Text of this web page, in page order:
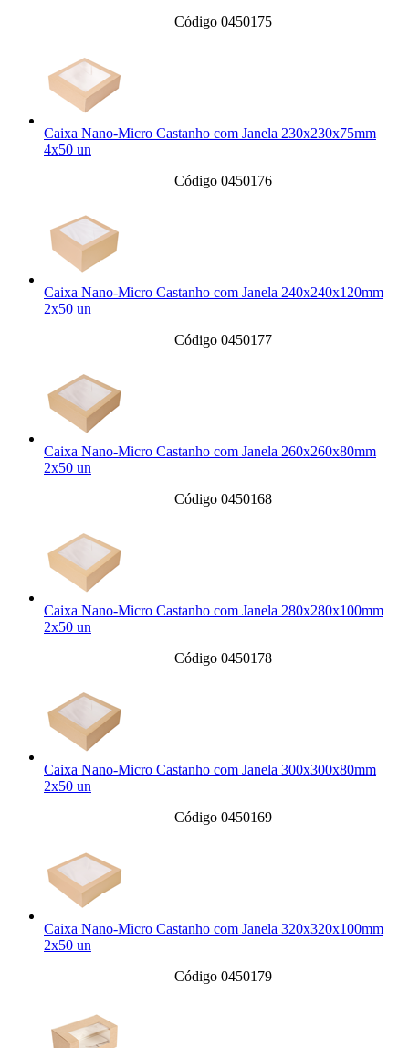
Código 0450175
Caixa Nano-Micro Castanho com Janela 230x230x75mm
4x50 un
Código 0450176
Caixa Nano-Micro Castanho com Janela 240x240x120mm
2x50 un
Código 0450177
Caixa Nano-Micro Castanho com Janela 260x260x80mm
2x50 un
Código 0450168
Caixa Nano-Micro Castanho com Janela 280x280x100mm
2x50 un
Código 0450178
Caixa Nano-Micro Castanho com Janela 300x300x80mm
2x50 un
Código 0450169
Caixa Nano-Micro Castanho com Janela 320x320x100mm
2x50 un
Código 0450179